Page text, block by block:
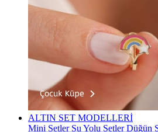
ALTIN SET MODELLERİ
Mini Setler Su Yolu SetlerDüğün